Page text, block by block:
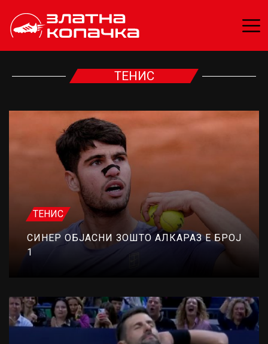
ТЕНИС
ТЕНИС
СИНЕР ОБЈАСНИ ЗОШТО АЛКАРАЗ Е БРОЈ
1